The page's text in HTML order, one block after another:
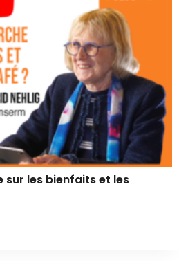
sur les bienfaits et les